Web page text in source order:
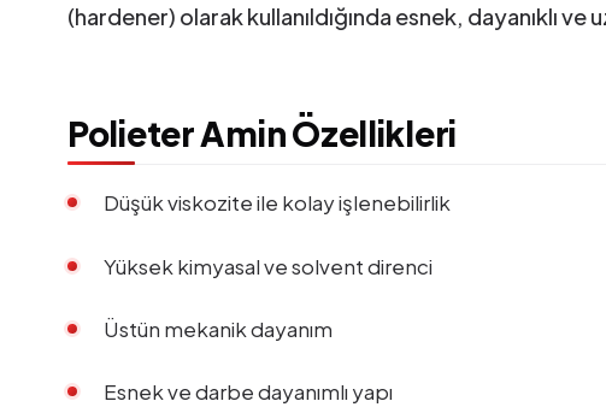
(hardener) olarak kullanıldığında esnek, dayanıklı
Polieter Amin Özellikleri
Düşük viskozite ile kolay işlenebilirlik
Yüksek kimyasal ve solvent direnci
Üstün mekanik dayanım
Esnek ve darbe dayanımlı yapı